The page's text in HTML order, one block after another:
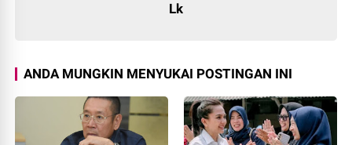
Lk
ANDA MUNGKIN MENYUKAI POSTINGAN INI